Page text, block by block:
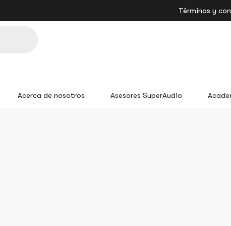
Términos y
Acerca de nosotros Asesores SuperAudio